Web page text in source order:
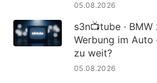
05.08.2026
s3n📺tube ·
Werbung im Auto
zu weit?
05.08.2026